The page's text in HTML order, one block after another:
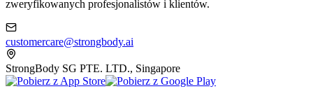
zweryfikowanych profesjonalistów i klientów.
customercare@strongbody.ai
StrongBody SG PTE. LTD., Singapore